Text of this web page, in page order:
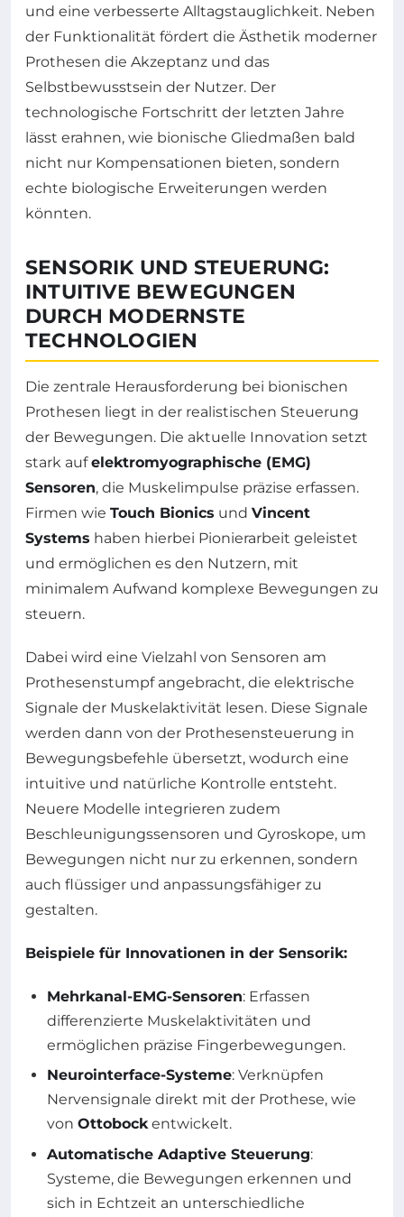
und eine verbesserte Alltagstauglichkeit. Neben
der Funktionalität fördert die Ästhetik moderner
Prothesen die Akzeptanz und das
Selbstbewusstsein der Nutzer. Der
technologische Fortschritt der letzten Jahre
lässt erahnen, wie bionische Gliedmaßen bald
nicht nur Kompensationen bieten, sondern
echte biologische Erweiterungen werden
könnten.
SENSORIK UND STEUERUNG:
INTUITIVE BEWEGUNGEN
DURCH MODERNSTE
TECHNOLOGIEN
Die zentrale Herausforderung bei bionischen
Prothesen liegt in der realistischen Steuerung
der Bewegungen. Die aktuelle Innovation setzt
stark aufelektromyographische (EMG)
Sensoren, die Muskelimpulse präzise erfassen.
Firmen wie Touch Bionics und Vincent
Systems haben hierbei Pionierarbeit geleistet
und ermöglichen es den Nutzern, mit
minimalem Aufwand komplexe Bewegungen zu
steuern.
Dabei wird eine Vielzahl von Sensoren am
Prothesenstumpf angebracht, die elektrische
Signale der Muskelaktivität lesen. Diese Signale
werden dann von der Prothesensteuerung in
Bewegungsbefehle übersetzt, wodurch eine
intuitive und natürliche Kontrolle entsteht.
Neuere Modelle integrieren zudem
Beschleunigungssensoren und Gyroskope, um
Bewegungen nicht nur zu erkennen, sondern
auch flüssiger und anpassungsfähiger zu
gestalten.
Beispiele für Innovationen in der Sensorik:
Mehrkanal-EMG-Sensoren: Erfassen
differenzierte Muskelaktivitäten und
ermöglichen präzise Fingerbewegungen.
Neurointerface-Systeme: Verknüpfen
Nervensignale direkt mit der Prothese, wie
von Ottobockentwickelt.
Automatische Adaptive Steuerung:
Systeme, die Bewegungen erkennen und
sich in Echtzeit an unterschiedliche